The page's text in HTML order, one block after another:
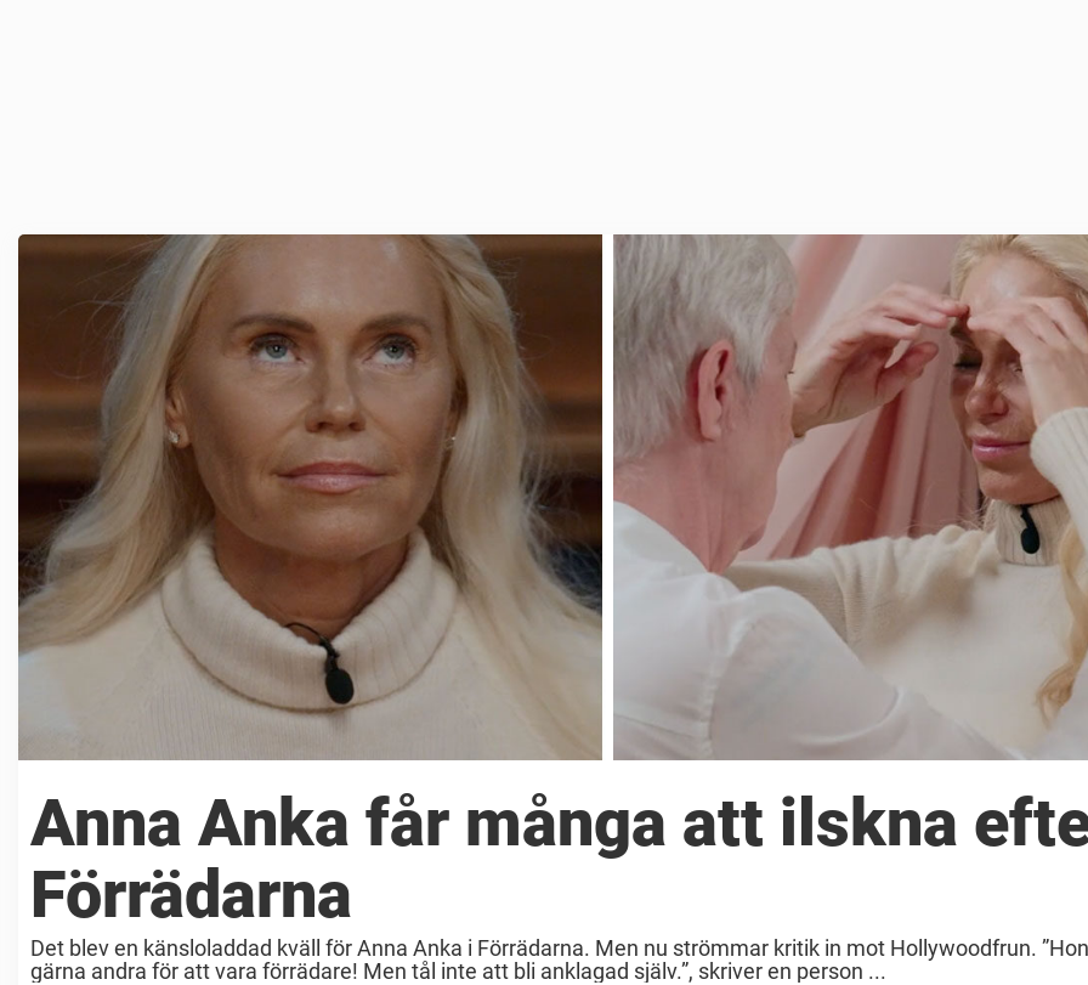
Anna Anka får många att ilskna
Förrädarna
Det blev en känsloladdad kväll för Anna Anka i Förrädarna. Men nu strömmar kritik in mot Hollywoodfrun.
gärna andra för att vara förrädare! Men tål inte att bli anklagad själv.”, skriver en person ...